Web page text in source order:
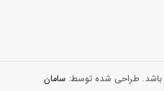
باشد. طراحی شده توسط: سامان